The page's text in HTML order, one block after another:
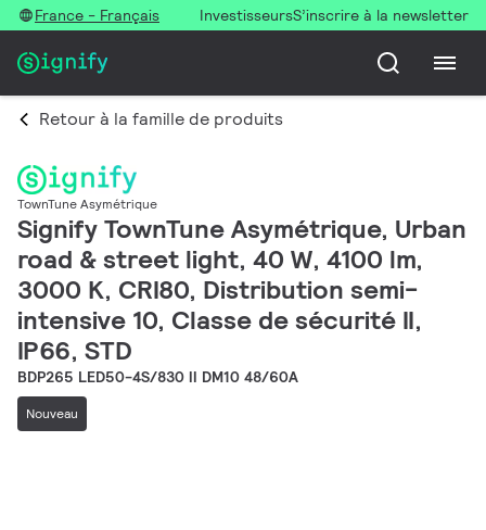
France - Français InvestisseursS’inscrire à la newsletter
Retour à la famille de produits
TownTune Asymétrique
Signify TownTune Asymétrique, Urban
road & street light, 40 W, 4100 lm,
3000 K, CRI80, Distribution semi-
intensive 10, Classe de sécurité II,
IP66, STD
BDP265 LED50-4S/830 II DM10 48/60A
Nouveau